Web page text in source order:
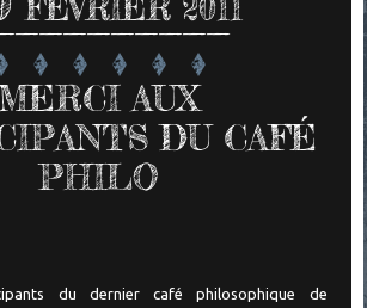
FÉVRIER 2011
AUX
DU CAFÉ
PHILO
du dernier café philosophique de